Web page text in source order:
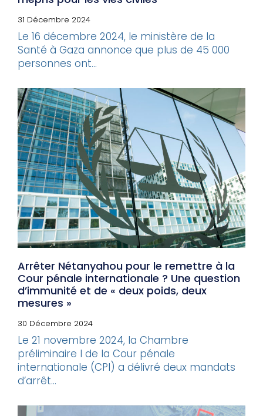
31 Décembre 2024
Le 16 décembre 2024, le ministère de la
Santé à Gaza annonce que plus de 45 000
personnes ont...
Arrêter Nétanyahou pour le remettre à la
Cour pénale internationale ? Une question
d’immunité et de « deux poids, deux
mesures »
30 Décembre 2024
Le 21 novembre 2024, la Chambre
préliminaire I de la Cour pénale
internationale (CPI) a délivré deux mandats
d’arrêt...